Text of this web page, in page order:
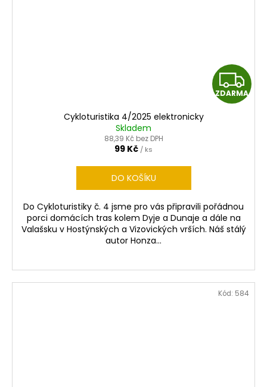
Z
D
ZDARMA
Cykloturistika 4/2025 elektronicky
Skladem
88,39 Kč bez DPH
99 Kč / ks
DO KOŠÍKU
Do Cykloturistiky č. 4 jsme pro vás připravili pořádnou
porci domácích tras kolem Dyje a Dunaje a dále na
Valašsku v Hostýnských a Vizovických vrších. Náš stálý
autor Honza...
Kód: 584